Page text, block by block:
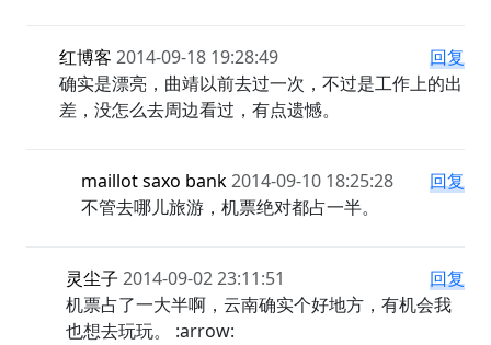
红博客2014-09-18 19:28:49
回复
确实是漂亮，曲靖以前去过一次，不过是工作上
的出差，没怎么去周边看过，有点遗憾。
maillot saxo bank2014-09-10 18:25:28
回复
不管去哪儿旅游，机票绝对都占一半。
灵尘子2014-09-02 23:11:51
回复
机票占了一大半啊，云南确实个好地方，有机会
我也想去玩玩。 :arrow: